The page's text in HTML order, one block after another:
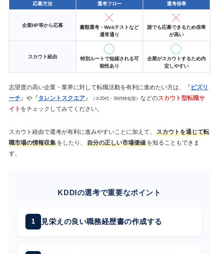
応募方法 選考フロー 選考倍率
企業HP等から応募
書類選考・Webテストなど
通常通り
誰でも応募できるため倍率
が高い
スカウト経由
特別ルートで短縮される可
能性あり
企業がスカウトするため内
定しやすい
志望度の高い企業・業界に対して転職活動を有利に進めたい方は、『 ビズリ
ーチ』や『タレントスクエア』 （※20代・30代特化型） などのスカウト型転職サ
イト をチェックしてみてください。
スカウト経由で選考が有利に進みやすいことに加えて、
スカウトを通じて転
職市場の情報収集をしたり、 自分の正しい市場価値を知ることもできま
す。
KDDIの選考で重要なポイント
見栄えの良い職務経歴書の作成する